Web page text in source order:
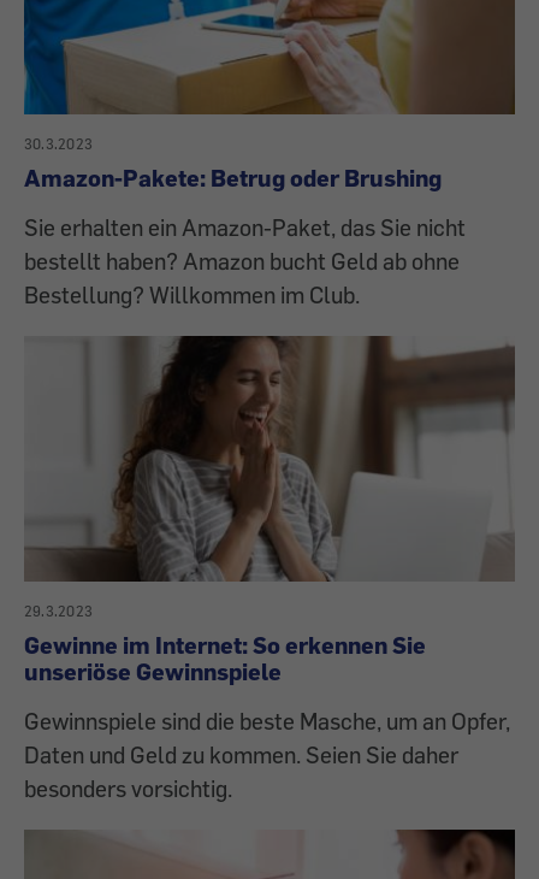
30.3.2023
Amazon-Pakete: Betrug oder Brushing
Sie erhalten ein Amazon-Paket, das Sie nicht
bestellt haben? Amazon bucht Geld ab ohne
Bestellung? Willkommen im Club.
29.3.2023
Gewinne im Internet: So erkennen Sie
unseriöse Gewinnspiele
Gewinnspiele sind die beste Masche, um an Opfer,
Daten und Geld zu kommen. Seien Sie daher
besonders vorsichtig.